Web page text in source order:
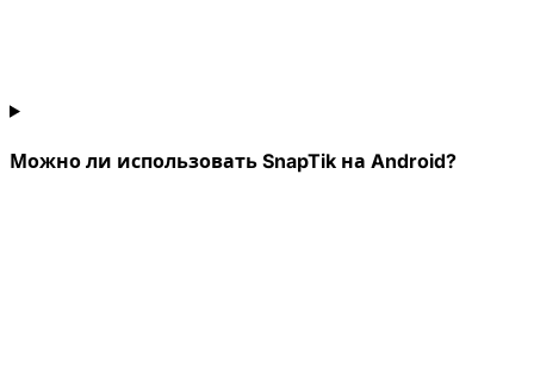
Можно ли использовать SnapTik на Android?